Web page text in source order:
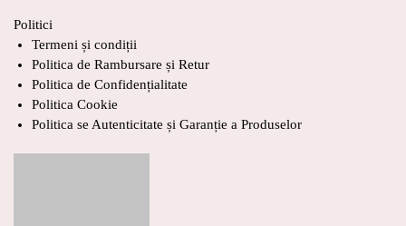
Politici
Termeni și condiții
Politica de Rambursare și Retur
Politica de Confidențialitate
Politica Cookie
Politica se Autenticitate și Garanție a Produselor